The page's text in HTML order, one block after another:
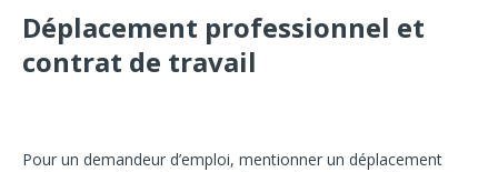
Déplacement professionnel et
contrat de travail
Pour un demandeur d’emploi, mentionner un déplacement